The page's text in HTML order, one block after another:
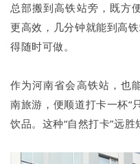
总部搬到高铁站旁，既方
更高效，几分钟就能到高
得随时可做。
作为河南省会高铁站，也
南旅游，便顺道打卡一杯“
饮品。这种“自然打卡”远胜